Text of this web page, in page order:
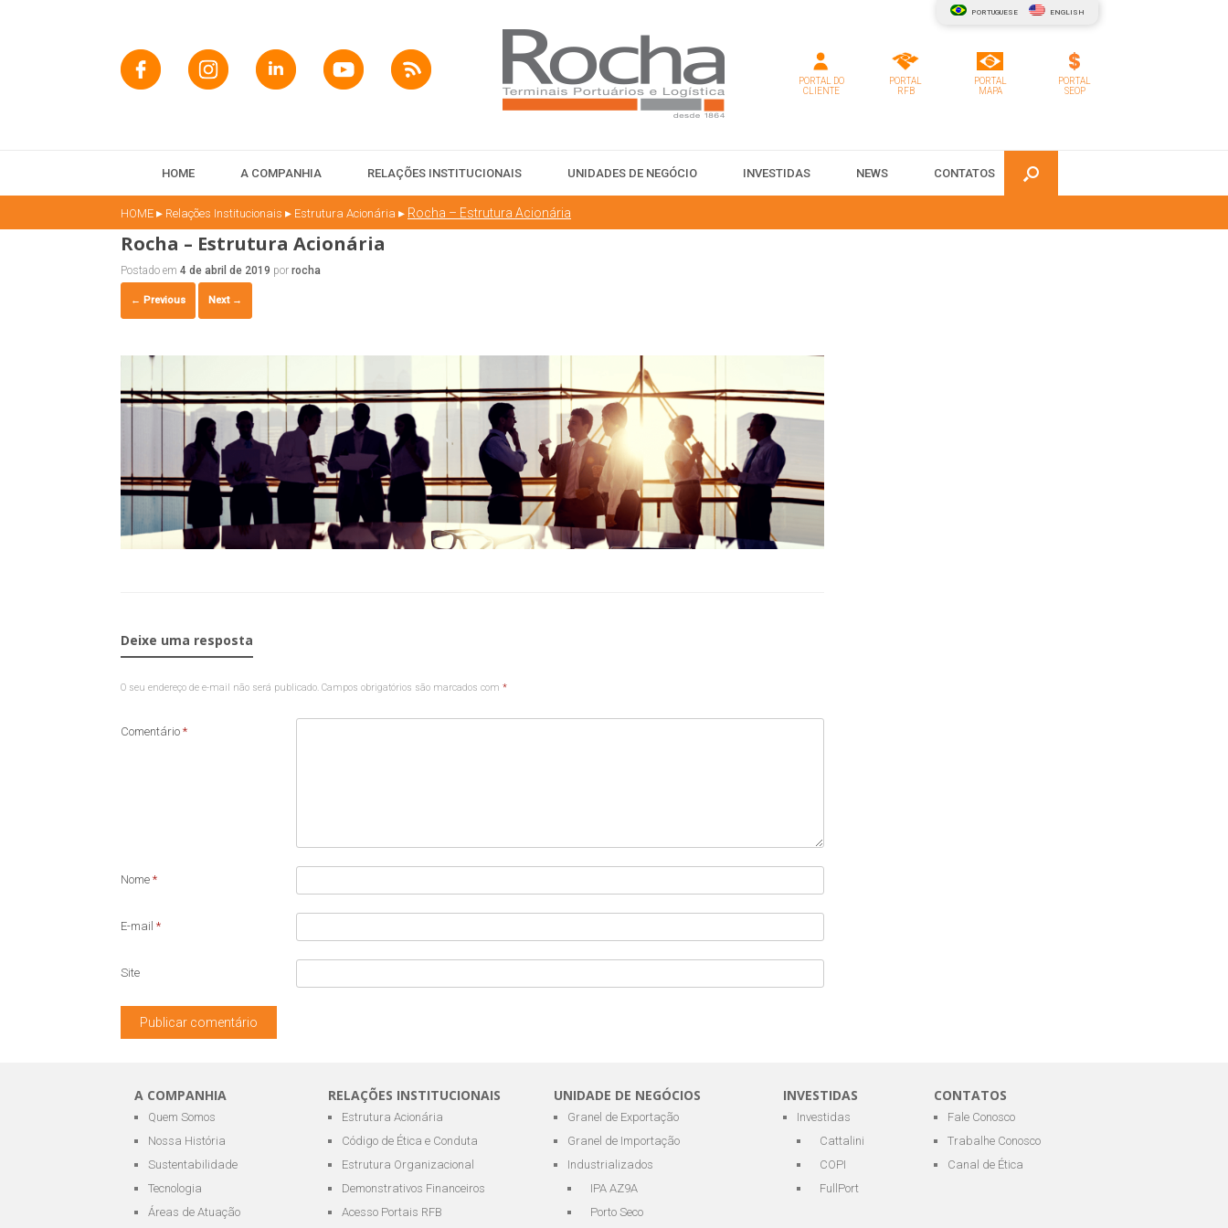
PORTUGUESE ENGLISH
PORTAL DO
CLIENTE
PORTAL
RFB
PORTAL
MAPA
PORTAL
SEOP
HOME A COMPANHIA RELAÇÕES INSTITUCIONAIS UNIDADES DE NEGÓCIO INVESTIDAS NEWS CONTATOS
HOME ▸ Relações Institucionais ▸ Estrutura Acionária ▸ Rocha – Estrutura Acionária
Rocha – Estrutura Acionária
Postado em 4 de abril de 2019 por rocha
← Previous Next →
Deixe uma resposta
O seu endereço de e-mail não será publicado. Campos obrigatórios são marcados com *
Comentário *
Nome *
E-mail *
Site
A COMPANHIA
Quem Somos
Nossa História
Sustentabilidade
Tecnologia
Áreas de Atuação
RELAÇÕES INSTITUCIONAIS
Estrutura Acionária
Código de Ética e Conduta
Estrutura Organizacional
Demonstrativos Financeiros
Acesso Portais RFB
UNIDADE DE NEGÓCIOS
Granel de Exportação
Granel de Importação
Industrializados
IPA AZ9A
Porto Seco
INVESTIDAS
Investidas
Cattalini
COPI
FullPort
CONTATOS
Fale Conosco
Trabalhe Conosco
Canal de Ética